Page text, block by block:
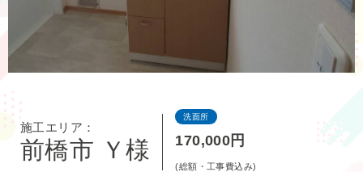
施工エリア：
前橋市 Ｙ様
洗面所
170,000円
(総額・工事費込み)